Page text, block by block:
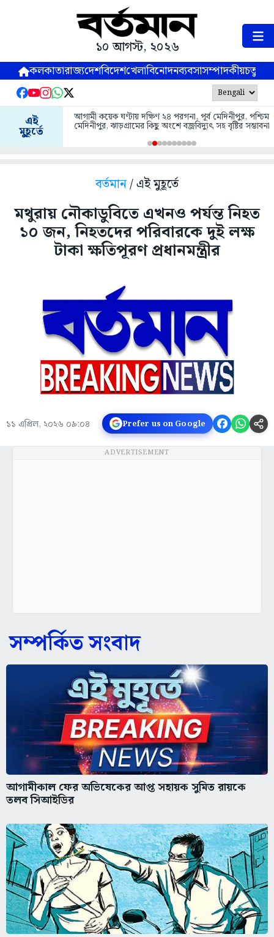
১০ আগস্ট, ২০২৬
কলকাতারাজ্যদেশবিদেশখেলাবিনোদনব্যবসাসম্পাদকীয়
এই
মুহূর্তে
আগামী কয়েক ঘণ্টায় দক্ষিণ ২৪ পরগনা, পূর্ব মেদিনীপুর, পশ্চিম
মেদিনীপুর, ঝাড়গ্রামের কিছু অংশে বজ্রবিদ্যুৎ সহ বৃষ্টির সম্ভাবনা
বর্তমান/ এই মুহূর্তে
মথুরায় নৌকাডুবিতে এখনও পর্যন্ত নিহত
১০ জন, নিহতদের পরিবারকে দুই লক্ষ
টাকা ক্ষতিপূরণ প্রধানমন্ত্রীর
১১ এপ্রিল, ২০২৬ ০৯:০৪ Prefer us on Google
ADVERTISEMENT
সম্পর্কিত সংবাদ
আগামীকাল ফের অভিষেকের আপ্ত সহায়ক সুমিত রায়কে
তলব সিআইডির